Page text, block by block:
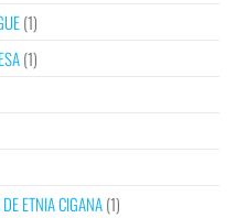
(1)
(1)
ETNIA CIGANA(1)